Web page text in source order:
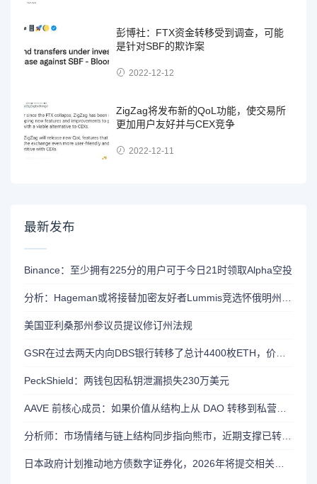
彭博社：FTX资金转移受到调查，可能
是针对SBF的欺诈案
2022-12-12
ZigZag将发布新的QoL功能，使交易所
更加用户友好并与CEX竞争
2022-12-11
最新发布
Binance：至少拥有225分的用户可于今日21时领取Alpha空投
美国亚利桑那州参议员提议修订州法规
PeckShield：两钱包因私钥泄漏损失230万美元